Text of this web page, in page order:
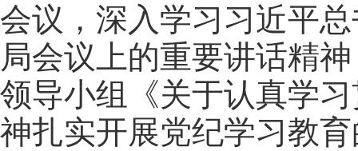
会议，深入学习习近平
局会议上的重要讲话精
领导小组《关于认真学
神扎实开展党纪学习教